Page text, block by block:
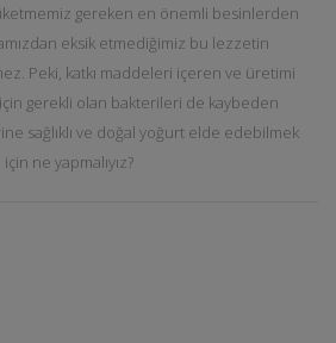
gereken en önemli besinlerden
eksik etmediğimiz bu lezzetin
Peki, katkı maddeleri içeren ve üretimi
için gerekli olan bakterileri de kaybeden
sağlıklı ve doğal yoğurt elde edebilmek
için ne yapmalıyız?